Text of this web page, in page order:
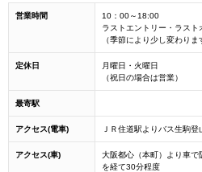
営業時間
10：00～18:00
ラストエントリー・ラス
（季節により少し変わりま
定休日
月曜日・火曜日
（祝日の場合は営業）
最寄駅
アクセス(電車) ＪＲ住道駅よりバス生駒
アクセス(車)
大阪都心（本町）より車
を経て30分程度